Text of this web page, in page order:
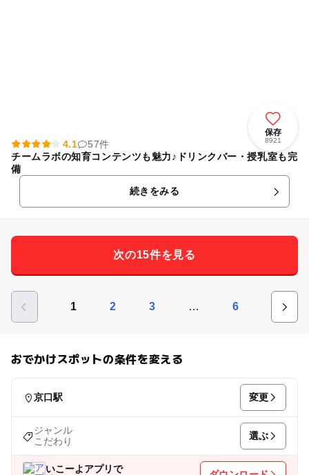
保存
8921
4.1
57件
チームラボの知育コンテンツも魅力♪ドリンクバー・授乳室も完
備
続きをみる
次の15件を見る
1 2 3 … 6
おでかけスポットの条件を変える
京口駅 変更
ジャンル
こだわり
選ぶ
いこーよアプリで